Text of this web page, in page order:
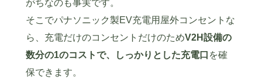
がちなのも事実です。
そこでパナソニック製EV充電用屋外コンセントな
ら、充電だけのコンセントだけのためV2H設備の
数分の1のコストで、しっかりとした充電口 を確
保できます。